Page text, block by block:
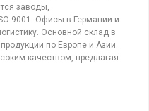
заводы,
9001. Офисы в Германии и
Основной склад в
по Европе и Азии.
качеством, предлагая